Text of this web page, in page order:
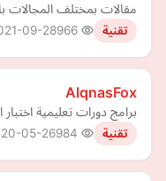
مقالات بمختلف المجالات
تقنية 09-28
AlqnasFox
برامج دورات تعليمية
تقنية 05-26